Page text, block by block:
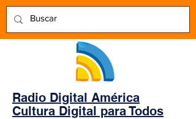
Radio Digital América
Cultura Digital para Todos